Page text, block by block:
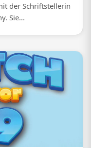
der Schriftstellerin
Sie...